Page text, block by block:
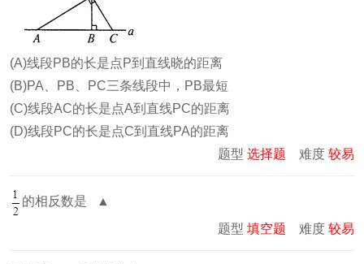
(A)线段PB的长是点P到直线晓的距离
(B)PA、PB、PC三条线段中，PB最短
(C)线段AC的长是点A到直线PC的距离
(D)线段PC的长是点C到直线PA的距离
题型 选择题 难度 较易
的相反数是 ▲
题型 填空题 难度 较易